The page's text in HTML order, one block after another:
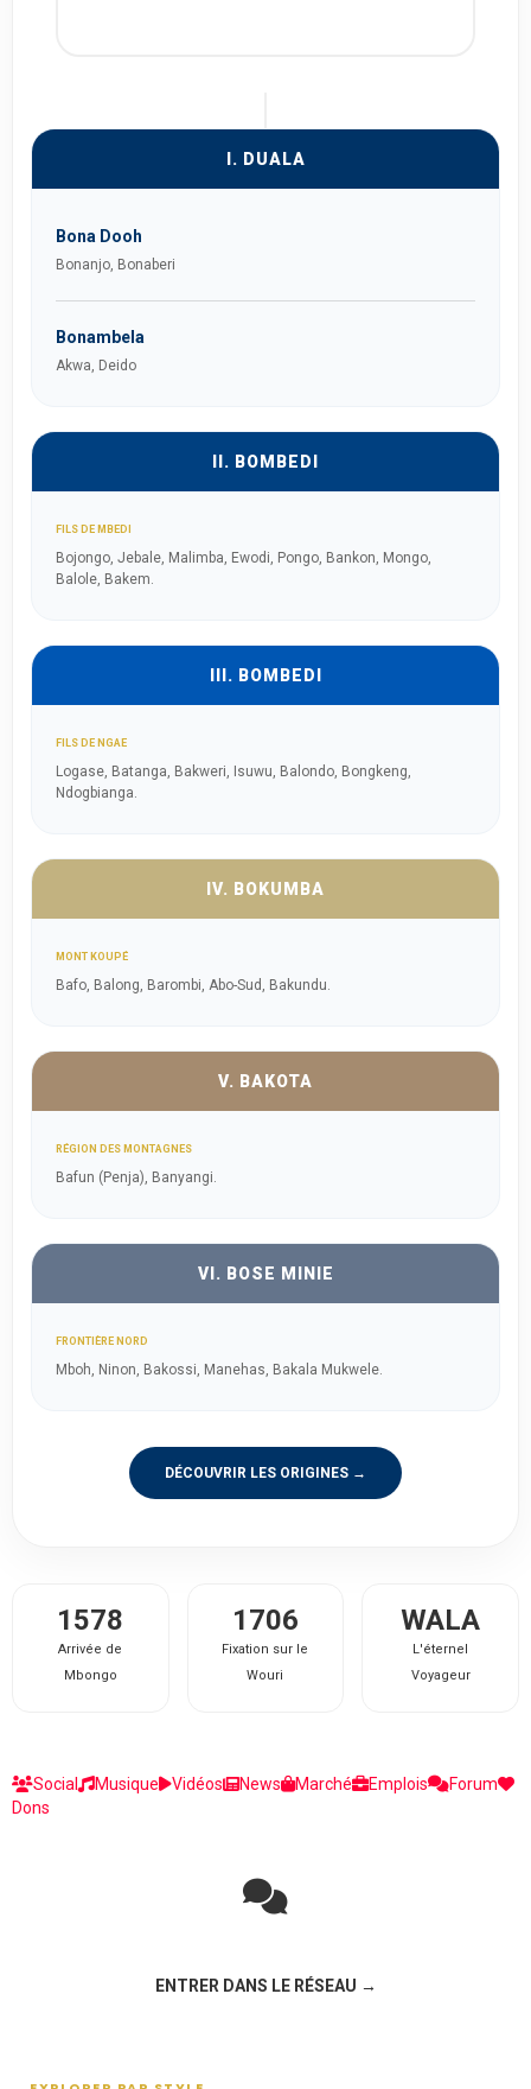
I. DUALA
Bona Dooh
Bonanjo, Bonaberi
Bonambela
Akwa, Deido
II. BOMBEDI
FILS DE MBEDI
Bojongo, Jebale, Malimba, Ewodi, Pongo, Bankon, Mongo,
Balole, Bakem.
III. BOMBEDI
FILS DE NGAE
Logase, Batanga, Bakweri, Isuwu, Balondo, Bongkeng,
Ndogbianga.
IV. BOKUMBA
MONT KOUPÉ
Bafo, Balong, Barombi, Abo-Sud, Bakundu.
V. BAKOTA
RÉGION DES MONTAGNES
Bafun (Penja), Banyangi.
VI. BOSE MINIE
FRONTIÈRE NORD
Mboh, Ninon, Bakossi, Manehas, Bakala Mukwele.
DÉCOUVRIR LES ORIGINES →
1578
Arrivée de
Mbongo
1706
Fixation sur le
Wouri
WALA
L'éternel
Voyageur
Social Musique Vidéos News Marché Emplois
Forum
Dons
ENTRER DANS LE RÉSEAU →